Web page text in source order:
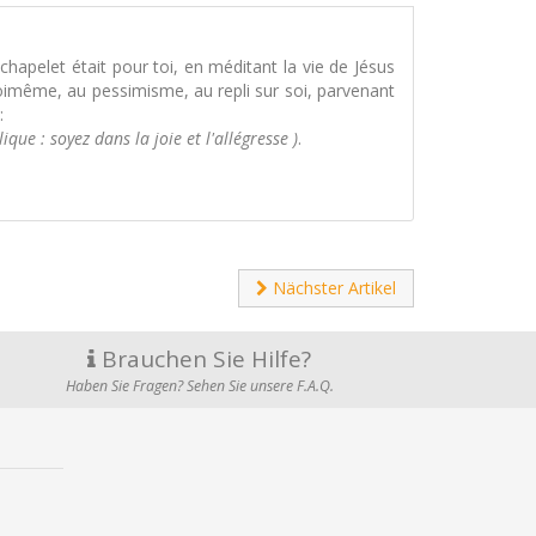
était pour toi, en méditant la vie de Jésus
au pessimisme, au repli sur soi, parvenant
: soyez dans la joie et l'allégresse ).
Nächster Artikel
Brauchen Sie Hilfe?
Haben Sie Fragen? Sehen Sie unsere F.A.Q.